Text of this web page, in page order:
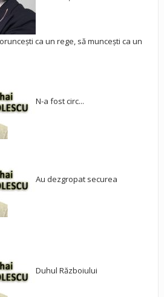
ca un rege, să muncești ca un
N-a fost circ...
Au dezgropat securea
Duhul Războiului